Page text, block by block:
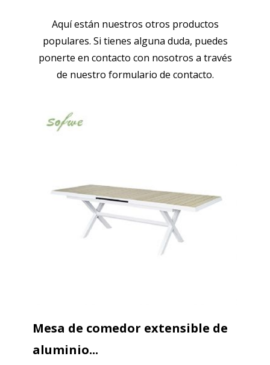
Aquí están nuestros otros productos
populares. Si tienes alguna duda, puedes
ponerte en contacto con nosotros a través
de nuestro formulario de contacto.
Mesa de comedor extensible de
aluminio...